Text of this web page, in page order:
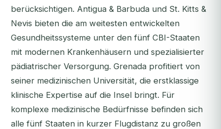
berücksichtigen. Antigua & Barbuda und St. Kitts &
Nevis bieten die am weitesten entwickelten
Gesundheitssysteme unter den fünf CBI-Staaten
mit modernen Krankenhäusern und spezialisierter
pädiatrischer Versorgung. Grenada profitiert von
seiner medizinischen Universität, die erstklassige
klinische Expertise auf die Insel bringt. Für
komplexe medizinische Bedürfnisse befinden sich
alle fünf Staaten in kurzer Flugdistanz zu großen